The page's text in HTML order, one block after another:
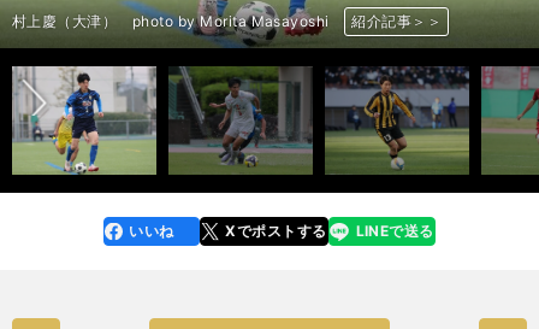
大石蓮斗（札幌大谷） photo by Morita Masayoshi 紹介記事＞＞
榎本司（尚志） photo by Morita Masayoshi 紹介記事＞＞
久保遥夢（前橋育英） photo by Yoshida Taro 紹介記事＞＞
齊藤空人（鹿島学園） photo by Yoshida Taro 紹介記事＞＞
村上慶（大津） photo by Morita Masayoshi 紹介記事＞＞
中野陽斗（神村学園） photo by Morita Masayoshi 紹介記事＞＞
柴野快仁（前橋育英） photo by Morita Masayoshi 紹介記事＞＞
島谷義進（流経大柏） photo by Yoshida Taro 紹介記事＞＞
長璃喜（昌平） photo by Yoshida Taro 紹介記事＞＞
山口豪太（昌平） photo by Yoshida Taro 紹介記事＞＞
豊田寛太（立正大淞南） photo by Morita Masayoshi 紹介記事＞＞
福島和毅（神村学園） photo by Morita Masayoshi 紹介記事＞＞
大藤颯太（流経大柏） photo by Yoshida Taro 紹介記事＞＞
瀬尾凌太（桐蔭学園） photo by Yoshida Taro 紹介記事＞＞
紹介記事＞＞
伊藤湊太（京都橘） photo by Morita Masayoshi 紹介記事＞＞
前へ
faceboo
k
いいね Xでポストする
line LINEで送る